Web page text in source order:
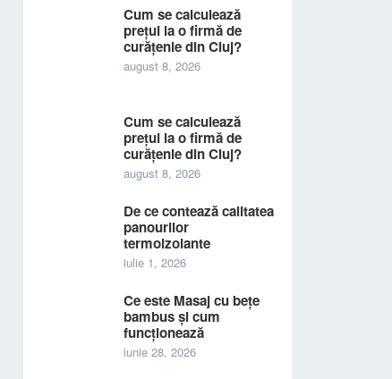
Cum se calculează
prețul la o firmă de
curățenie din Cluj?
august 8, 2026
Cum se calculează
prețul la o firmă de
curățenie din Cluj?
august 8, 2026
De ce contează calitatea
panourilor
termoizolante
iulie 1, 2026
Ce este Masaj cu bețe
bambus și cum
funcționează
iunie 28, 2026